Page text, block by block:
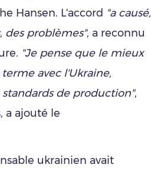
Hansen. L'accord "a causé,
des problèmes", a reconnu
"Je pense que le mieux
avec l'Ukraine,
de production",
a ajouté le
ukrainien avait